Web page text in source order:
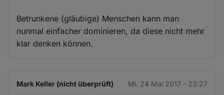
Betrunkene (gläubige) Menschen kann man
nunmal einfacher dominieren, da diese nicht mehr
klar denken können.
Mark Keller (nicht überprüft) Mi. 24 Mai 2017 - 23:27